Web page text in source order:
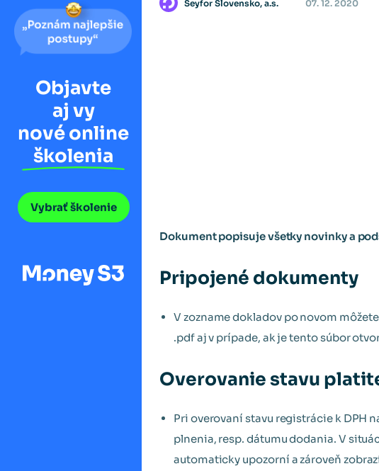
Objavte
aj vy
nové online
školenia
Vybrať školenie
Seyfor Slovensko, a.s. 07. 12. 2020
Dokument popisuje všetky novinky a
Pripojené dokumenty
V zozname dokladov po novom
.pdf aj v prípade, ak je tento súbor
Overovanie stavu
Pri overovaní stavu registrácie k DPH
plnenia, resp. dátumu dodania. V
automaticky upozorní a zároveň